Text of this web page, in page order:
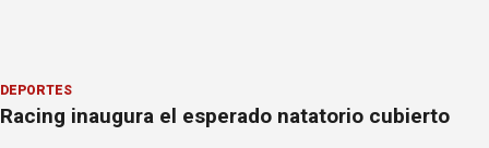
DEPORTES
Racing inaugura el esperado natatorio cubierto